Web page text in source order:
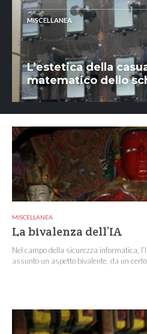
MISCELLANEA
L’estetica della
matematico dello
MISCELLANEA
La bivalenza dell’IA
Nel campo della sicurezza informatica,
assunto un aspetto bivalente, da un certo...